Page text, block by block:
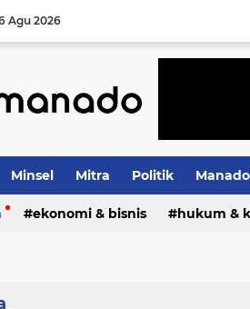
Agu 2026
Minsel Mitra Politik Manado
Terpopuler Indeks
ekonomi & bisnis hukum &